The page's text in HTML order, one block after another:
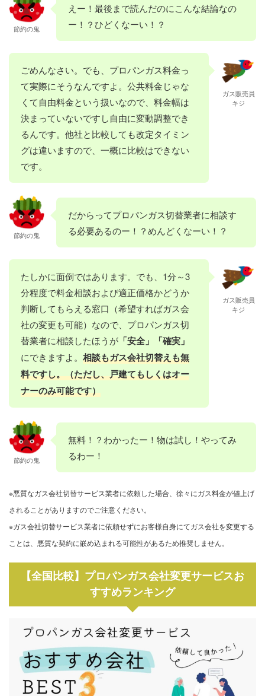
節約の鬼
えー！最後まで読んだのにこんな結論なの
ー！？ひどくなーい！？
ごめんなさい。でも、プロパンガス料金っ
て実際にそうなんですよ。公共料金じゃな
くて自由料金という扱いなので、料金幅は
決まっていないですし自由に変動調整でき
るんです。他社と比較しても改定タイミン
グは違いますので、一概に比較はできない
です。
ガス販売員
キジ
節約の鬼
だからってプロパンガス切替業者に相談す
る必要あるのー！？めんどくなーい！？
たしかに面倒ではあります。でも、1分～3
分程度で料金相談および適正価格かどうか
判断してもらえる窓口（希望すればガス会
社の変更も可能）なので、プロパンガス切
替業者に相談したほうが 「安全」「確実」
にできますよ。 相談もガス会社切替えも無
料ですし。（ただし、戸建てもしくはオー
ナーのみ可能です）
ガス販売員
キジ
節約の鬼
無料！？わかったー！物は試し！やってみ
るわー！
※悪質なガス会社切替サービス業者に依頼した場合、徐々にガス料金が値上げ
されることがありますのでご注意ください。
※ガス会社切替サービス業者に依頼せずにお客様自身にてガス会社を変更する
ことは、悪質な契約に嵌め込まれる可能性があるため推奨しません。
【全国比較】プロパンガス会社変更サービスお
すすめランキング